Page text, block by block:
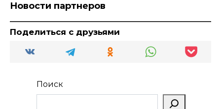
Новости партнеров
Поделиться с друзьями
Поиск